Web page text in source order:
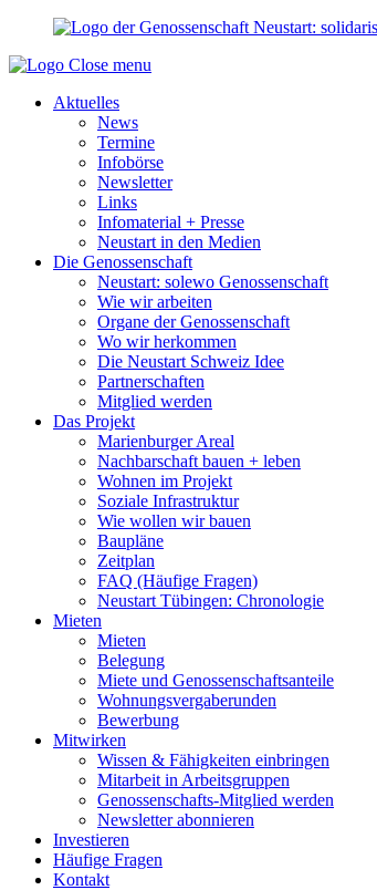
Close menu
Aktuelles
News
Termine
Infobörse
Newsletter
Links
Infomaterial + Presse
Neustart in den Medien
Die Genossenschaft
Neustart: solewo Genossenschaft
Wie wir arbeiten
Organe der Genossenschaft
Wo wir herkommen
Die Neustart Schweiz Idee
Partnerschaften
Mitglied werden
Das Projekt
Marienburger Areal
Nachbarschaft bauen + leben
Wohnen im Projekt
Soziale Infrastruktur
Wie wollen wir bauen
Baupläne
Zeitplan
FAQ (Häufige Fragen)
Neustart Tübingen: Chronologie
Mieten
Mieten
Belegung
Miete und Genossenschaftsanteile
Wohnungsvergaberunden
Bewerbung
Mitwirken
Wissen & Fähigkeiten einbringen
Mitarbeit in Arbeitsgruppen
Genossenschafts-Mitglied werden
Newsletter abonnieren
Investieren
Häufige Fragen
Kontakt